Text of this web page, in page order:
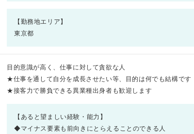
【勤務地エリア】
東京都
目的意識が高く、仕事に対して貪欲な人
★仕事を通して自分を成長させたい等、目的は何でも結構です
★接客力で勝負できる異業種出身者も歓迎します
【あると望ましい経験・能力】
◆マイナス要素も前向きにとらえることのできる人